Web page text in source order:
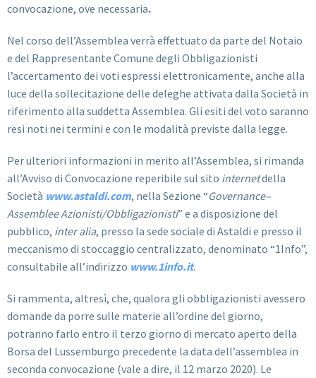
convocazione, ove necessaria.
Nel corso dell’Assemblea verrà effettuato da parte del Notaio
e del Rappresentante Comune degli Obbligazionisti
l’accertamento dei voti espressi elettronicamente, anche alla
luce della sollecitazione delle deleghe attivata dalla Società in
riferimento alla suddetta Assemblea. Gli esiti del voto saranno
resi noti nei termini e con le modalità previste dalla legge.
Per ulteriori informazioni in merito all’Assemblea, si rimanda
all’Avviso di Convocazione reperibile sul sito internetdella
Società www.astaldi.com, nella Sezione “Governance–
Assemblee Azionisti/Obbligazionisti” e a disposizione del
pubblico, inter alia, presso la sede sociale di Astaldi e presso il
meccanismo di stoccaggio centralizzato, denominato “1Info”,
consultabile all’indirizzo www.1info.it.
Si rammenta, altresì, che, qualora gli obbligazionisti avessero
domande da porre sulle materie all’ordine del giorno,
potranno farlo entro il terzo giorno di mercato aperto della
Borsa del Lussemburgo precedente la data dell’assemblea in
seconda convocazione (vale a dire, il 12 marzo 2020). Le